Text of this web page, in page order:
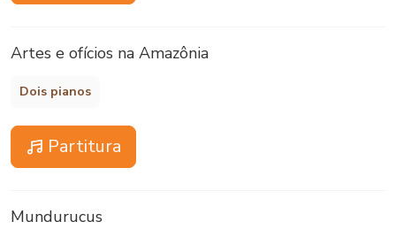
Artes e ofícios na Amazônia
Dois pianos
Partitura
Mundurucus